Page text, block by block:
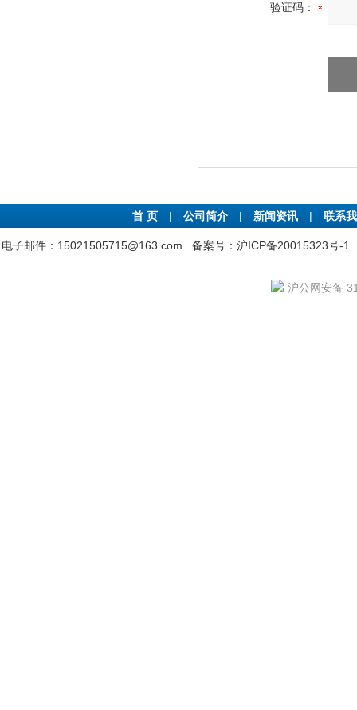
验证码：
首 页 | 公司简介 | 新闻资讯 | 联系
电子邮件：15021505715@163.com 备案号：沪ICP备20015323号-1
沪公网安备